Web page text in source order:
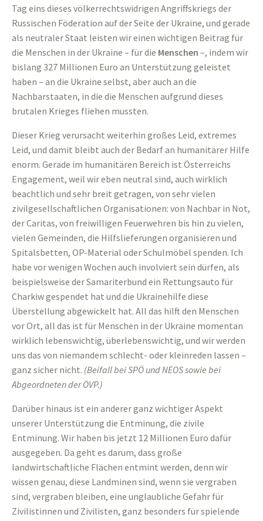
Tag eins dieses völkerrechtswidrigen Angriffskriegs der
Russischen Föderation auf der Seite der Ukraine, und gerade
als neutraler Staat leisten wir einen wichtigen Beitrag für
die Menschen in der Ukraine – für die Menschen –, indem wir
bislang 327 Millionen Euro an Unterstützung geleistet
haben – an die Ukraine selbst, aber auch an die
Nachbarstaaten, in die die Menschen aufgrund dieses
brutalen Krieges fliehen mussten.
Dieser Krieg verursacht weiterhin großes Leid, extremes
Leid, und damit bleibt auch der Bedarf an humanitärer Hilfe
enorm. Gerade im humanitären Bereich ist Österreichs
Engagement, weil wir eben neutral sind, auch wirklich
beachtlich und sehr breit getragen, von sehr vielen
zivilgesellschaftlichen Organisationen: von Nachbar in Not,
der Caritas, von freiwilligen Feuerwehren bis hin zu vielen,
vielen Gemeinden, die Hilfslieferungen organisieren und
Spitalsbetten, OP-Material oder Schulmöbel spenden. Ich
habe vor wenigen Wochen auch involviert sein dürfen, als
beispielsweise der Samariterbund ein Rettungsauto für
Charkiw gespendet hat und die Ukrainehilfe diese
Überstellung abgewickelt hat. All das hilft den Menschen
vor Ort, all das ist für Menschen in der Ukraine momentan
wirklich lebenswichtig, überlebenswichtig, und wir werden
uns das von niemandem schlecht- oder kleinreden lassen –
ganz sicher nicht. (Beifall bei SPÖ und NEOS sowie bei
Abgeordneten der ÖVP.)
Darüber hinaus ist ein anderer ganz wichtiger Aspekt
unserer Unterstützung die Entminung, die zivile
Entminung. Wir haben bis jetzt 12 Millionen Euro dafür
ausgegeben. Da geht es darum, dass große
landwirtschaftliche Flächen entmint werden, denn wir
wissen genau, diese Landminen sind, wenn sie vergraben
sind, vergraben bleiben, eine unglaubliche Gefahr für
Zivilistinnen und Zivilisten, ganz besonders für spielende